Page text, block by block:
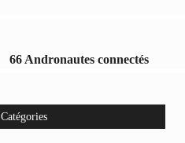
66 Andronautes connectés
Catégories